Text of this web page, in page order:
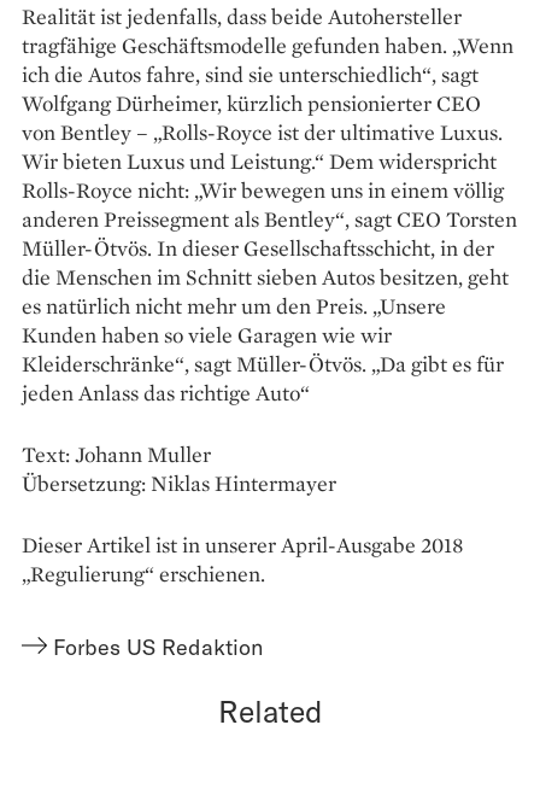
Realität ist jedenfalls, dass beide Autohersteller
tragfähige Geschäftsmodelle gefunden haben. „Wenn
ich die Autos fahre, sind sie unterschiedlich“, sagt
Wolfgang Dürheimer, kürzlich pensionierter CEO
von Bentley – „Rolls-Royce ist der ultimative Luxus.
Wir bieten Luxus und Leistung.“ Dem widerspricht
Rolls-Royce nicht: „Wir bewegen uns in einem völlig
anderen Preissegment als Bentley“, sagt CEO Torsten
Müller-Ötvös. In dieser Gesellschaftsschicht, in der
die Menschen im Schnitt sieben Autos besitzen, geht
es natürlich nicht mehr um den Preis. „Unsere
Kunden haben so viele Garagen wie wir
Kleiderschränke“, sagt Müller-Ötvös. „Da gibt es für
jeden Anlass das richtige Auto“
Text: Johann Muller
Übersetzung: Niklas Hintermayer
Dieser Artikel ist in unserer April-Ausgabe 2018
„Regulierung“ erschienen.
Forbes US Redaktion
Related